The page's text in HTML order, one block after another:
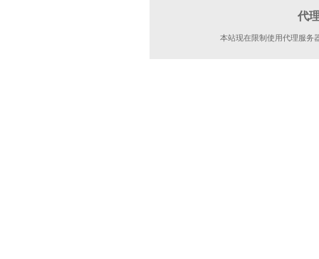
代
本站现在限制使用代理服务